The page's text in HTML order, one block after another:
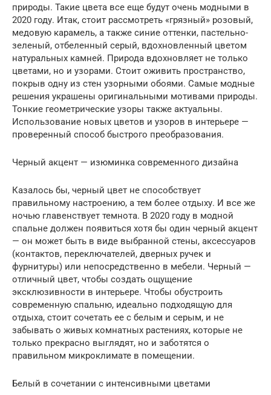
природы. Такие цвета все еще будут очень модными в
2020 году. Итак, стоит рассмотреть «грязный» розовый,
медовую карамель, а также синие оттенки, пастельно-
зеленый, отбеленный серый, вдохновленный цветом
натуральных камней. Природа вдохновляет не только
цветами, но и узорами. Стоит оживить пространство,
покрыв одну из стен узорными обоями. Самые модные
решения украшены оригинальными мотивами природы.
Тонкие геометрические узоры также актуальны.
Использование новых цветов и узоров в интерьере —
проверенный способ быстрого преобразования.
Черный акцент — изюминка современного дизайна
Казалось бы, черный цвет не способствует
правильному настроению, а тем более отдыху. И все же
ночью главенствует темнота. В 2020 году в модной
спальне должен появиться хотя бы один черный акцент
— он может быть в виде выбранной стены, аксессуаров
(контактов, переключателей, дверных ручек и
фурнитуры) или непосредственно в мебели. Черный —
отличный цвет, чтобы создать ощущение
эксклюзивности в интерьере. Чтобы обустроить
современную спальню, идеально подходящую для
отдыха, стоит сочетать ее с белым и серым, и не
забывать о живых комнатных растениях, которые не
только прекрасно выглядят, но и заботятся о
правильном микроклимате в помещении.
Белый в сочетании с интенсивными цветами